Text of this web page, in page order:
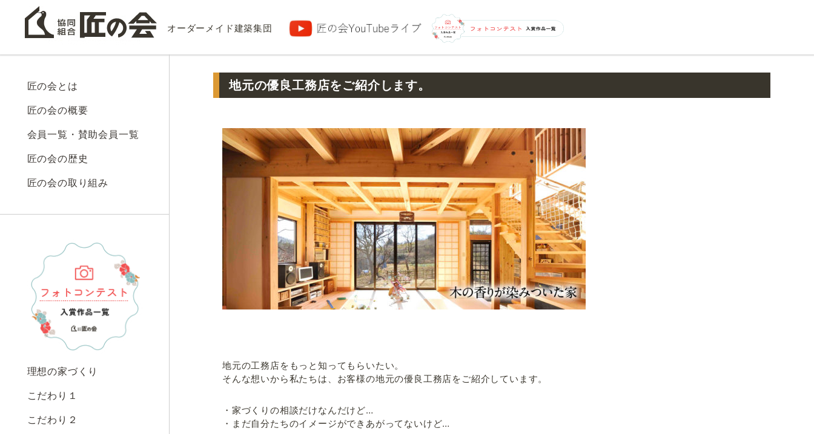
オーダーメイド建築集団
匠の会とは
匠の会の概要
会員一覧・賛助会員一覧
匠の会の歴史
匠の会の取り組み
理想の家づくり
こだわり１
こだわり２
地元の優良工務店をご紹介します。
地元の工務店をもっと知ってもらいたい。
そんな想いから私たちは、お客様の地元の優良工務店をご紹介しています。
・家づくりの相談だけなんだけど…
・まだ自分たちのイメージができあがってないけど…